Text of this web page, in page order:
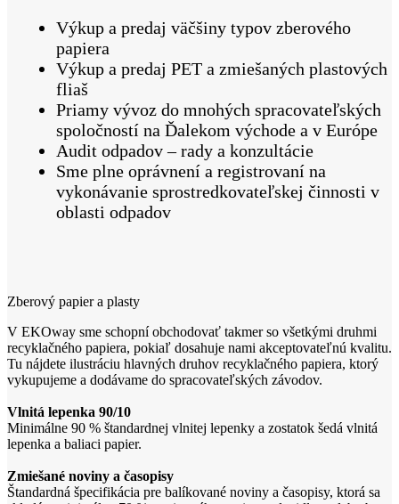
Výkup a predaj väčšiny typov zberového
papiera
Výkup a predaj PET a zmiešaných plastových
fliaš
Priamy vývoz do mnohých spracovateľských
spoločností na Ďalekom východe a v Európe
Audit odpadov – rady a konzultácie
Sme plne oprávnení a registrovaní na
vykonávanie sprostredkovateľskej činnosti v
oblasti odpadov
Zberový papier a plasty
V EKOway sme schopní obchodovať takmer so všetkými druhmi
recyklačného papiera, pokiaľ dosahuje nami akceptovateľnú kvalitu.
Tu nájdete ilustráciu hlavných druhov recyklačného papiera, ktorý
vykupujeme a dodávame do spracovateľských závodov.
Vlnitá lepenka 90/10
Minimálne 90 % štandardnej vlnitej lepenky a zostatok šedá vlnitá
lepenka a baliaci papier.
Zmiešané noviny a časopisy
Štandardná špecifikácia pre balíkované noviny a časopisy, ktorá sa